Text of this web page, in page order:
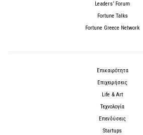
Leaders’ Forum
Fortune Talks
Fortune Greece Network
Επικαιρότητα
Επιχειρήσεις
Life & Art
Τεχνολογία
Επενδύσεις
Startups